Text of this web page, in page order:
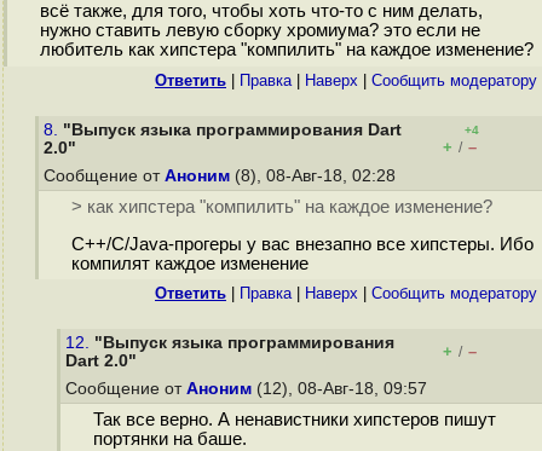
всё также, для того, чтобы хоть что-то с ним делать,
нужно ставить левую сборку хромиума? это если не
любитель как хипстера "компилить" на каждое изменение?
Ответить Правка| Наверх Cообщить модератору
8. "Выпуск языка программирования Dart
2.0"
+4
+ / –
Сообщение от Аноним (8), 08-Авг-18, 02:28
> как хипстера "компилить" на каждое изменение?
C++/C/Java-прогеры у вас внезапно все хипстеры. Ибо
компилят каждое изменение
Ответить Правка| Наверх Cообщить модератору
12. "Выпуск языка программирования
Dart 2.0"
+ / –
Сообщение от Аноним (12), 08-Авг-18, 09:57
Так все верно. А ненавистники хипстеров пишут
портянки на баше.